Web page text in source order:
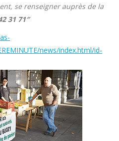
se renseigner auprès de la
31 71″
news/index.html/id-